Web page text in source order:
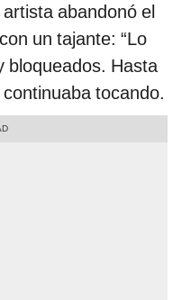
abandonó el
un tajante: “Lo
bloqueados. Hasta
tocando.